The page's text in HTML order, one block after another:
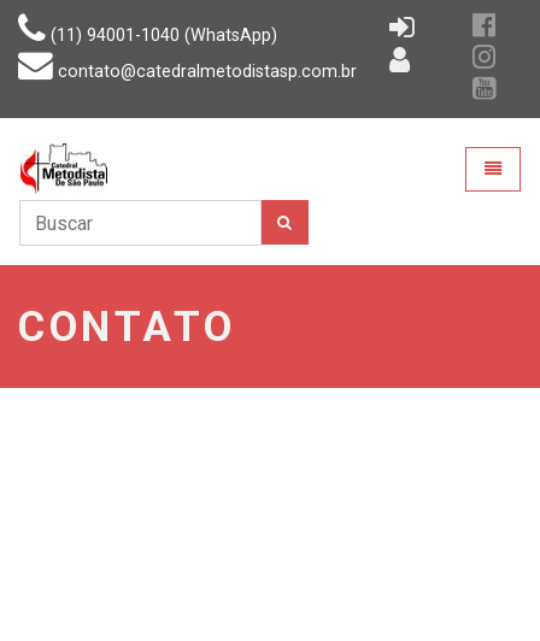
(11) 94001-1040 (WhatsApp)
contato@catedralmetodistasp.com.br
CONTATO